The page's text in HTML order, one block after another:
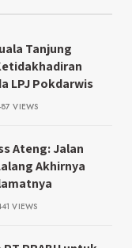
Tanjung
LPJ Pokdarwis
VIEWS
Ateng: Jalan
Akhirnya
VIEWS